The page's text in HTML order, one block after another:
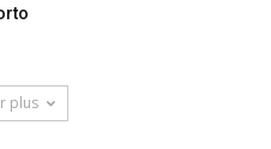
plus